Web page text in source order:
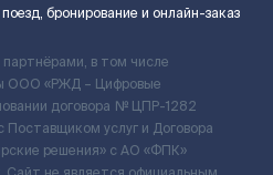
бронирование и онлайн-заказ
в том числе
ООО «РЖД – Цифровые
договора № ЦПР-1282
услуг и Договора
решения» c АО «ФПК»